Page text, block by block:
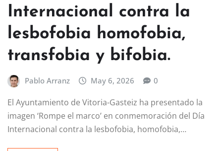
Internacional contra la
lesbofobia homofobia,
transfobia y bifobia.
Pablo Arranz May 6, 2026 0
El Ayuntamiento de Vitoria-Gasteiz ha presentado la
imagen ‘Rompe el marco’ en conmemoración del Día
Internacional contra la lesbofobia, homofobia,…